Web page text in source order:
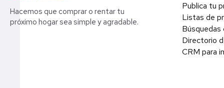
Hacemos que comprar o rentar tu
próximo hogar sea simple y agradable.
Publica tu
Listas de
Búsquedas
Directorio
CRM para